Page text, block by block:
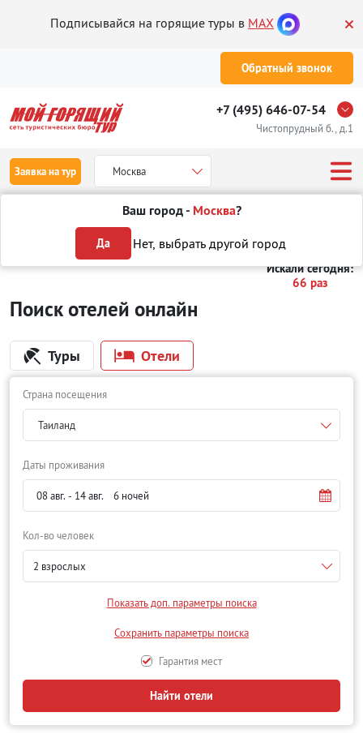
Подписывайся на горящие туры в MAX
Обратный звонок
+7 (495) 646-07-54
Чистопрудный б., д.1
Заявка на тур Москва
Ваш город - Москва?
Да Нет, выбрать другой город
Отели в Таиланде в Паттайе
Поиск отелей онлайн
Искали сегодня:
66 раз
Туры Отели
Страна посещения
Таиланд
Даты проживания
Кол-во человек
2 взрослых
Показать доп. параметры поиска
Сохранить параметры поиска
Гарантия мест
Найти отели